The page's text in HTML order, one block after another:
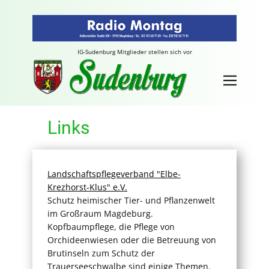
IG-Sudenburg Mitglieder stellen sich vor
Links
Landschaftspflegeverband "Elbe-
Krezhorst-Klus" e.V.
Schutz heimischer Tier- und Pflanzenwelt
im Großraum Magdeburg.
Kopfbaumpflege, die Pflege von
Orchideenwiesen oder die Betreuung von
Brutinseln zum Schutz der
Trauerseeschwalbe sind einige Themen.